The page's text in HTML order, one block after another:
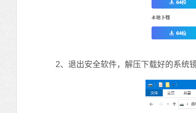
2、退出安全软件，解压下载好的系统镜